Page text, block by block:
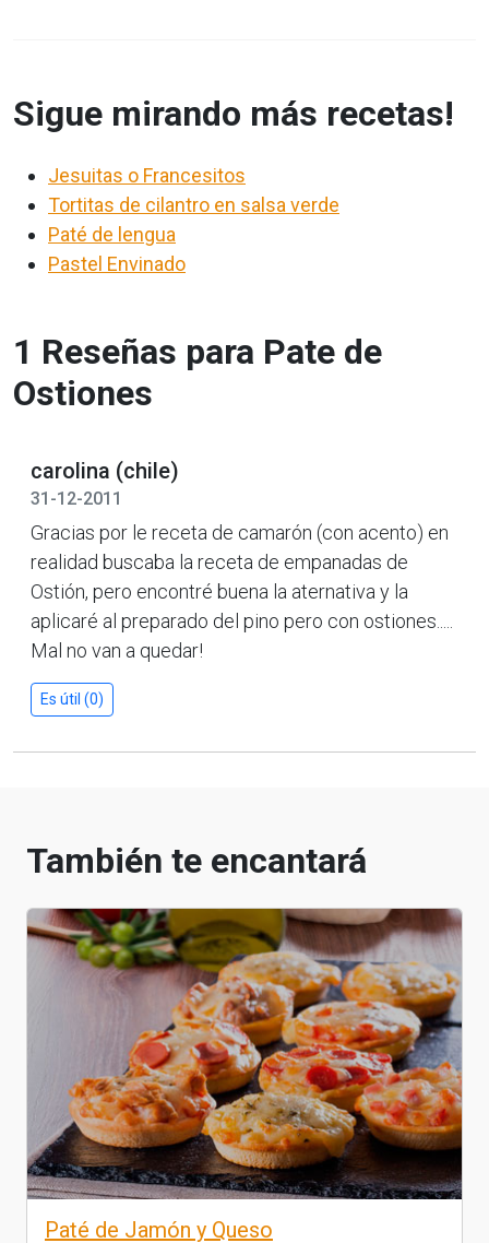
Sigue mirando más recetas!
Jesuitas o Francesitos
Tortitas de cilantro en salsa verde
Paté de lengua
Pastel Envinado
1 Reseñas para Pate de
Ostiones
carolina (chile)
31-12-2011
Gracias por le receta de camarón (con acento) en
realidad buscaba la receta de empanadas de
Ostión, pero encontré buena la aternativa y la
aplicaré al preparado del pino pero con ostiones.....
Mal no van a quedar!
Es útil (0)
También te encantará
Paté de Jamón y Queso